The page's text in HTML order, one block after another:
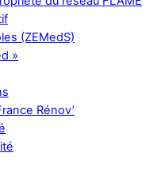
(ZEMedS)
»
Rénov’